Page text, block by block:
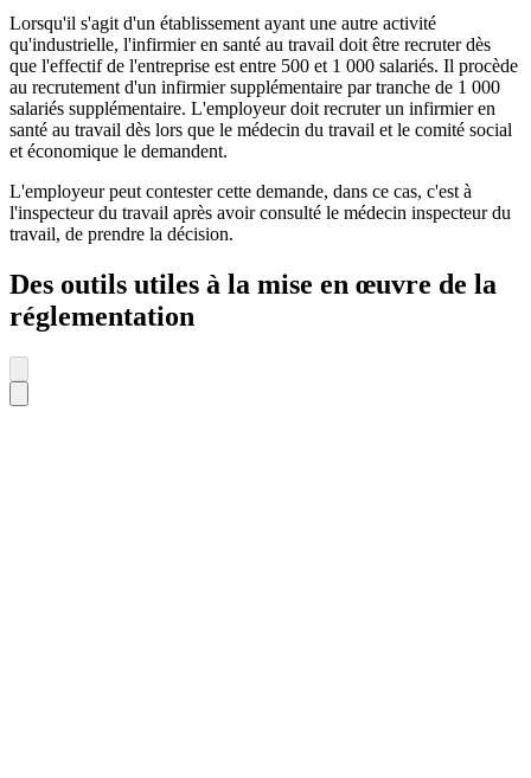
Lorsqu'il s'agit d'un établissement ayant une autre activité
qu'industrielle, l'infirmier en santé au travail doit être recruter dès
que l'effectif de l'entreprise est entre 500 et 1 000 salariés. Il procède
au recrutement d'un infirmier supplémentaire par tranche de 1 000
salariés supplémentaire. L'employeur doit recruter un infirmier en
santé au travail dès lors que le médecin du travail et le comité social
et économique le demandent.
L'employeur peut contester cette demande, dans ce cas, c'est à
l'inspecteur du travail après avoir consulté le médecin inspecteur du
travail, de prendre la décision.
Des outils utiles à la mise en œuvre de la
réglementation